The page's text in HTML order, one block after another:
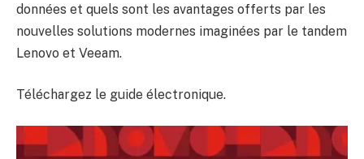
données et quels sont les avantages offerts par les
nouvelles solutions modernes imaginées par le tandem
Lenovo et Veeam.
Téléchargez le guide électronique.